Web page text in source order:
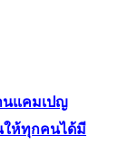
นแคมเปญ
นให้ทุกคนได้มี